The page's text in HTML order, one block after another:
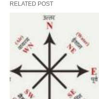
RELATED POST